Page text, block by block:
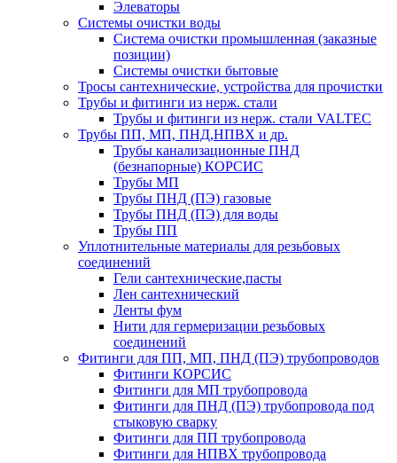
Элеваторы
Системы очистки воды
Система очистки промышленная (заказные
позиции)
Системы очистки бытовые
Тросы сантехнические, устройства для прочистки
Трубы и фитинги из нерж. стали
Трубы и фитинги из нерж. стали VALTEC
Трубы ПП, МП, ПНД,НПВХ и др.
Трубы канализационные ПНД
(безнапорные) КОРСИС
Трубы МП
Трубы ПНД (ПЭ) газовые
Трубы ПНД (ПЭ) для воды
Трубы ПП
Уплотнительные материалы для резьбовых
соединений
Гели сантехнические,пасты
Лен сантехнический
Ленты фум
Нити для гермеризации резьбовых
соединений
Фитинги для ПП, МП, ПНД (ПЭ) трубопроводов
Фитинги КОРСИС
Фитинги для МП трубопровода
Фитинги для ПНД (ПЭ) трубопровода под
стыковую сварку
Фитинги для ПП трубопровода
Фитинги для НПВХ трубопровода